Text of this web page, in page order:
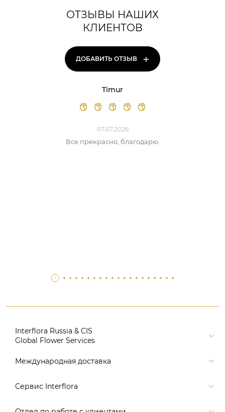
ОТЗЫВЫ НАШИХ
КЛИЕНТОВ
ДОБАВИТЬ ОТЗЫВ +
Timur
07.07.2026
Все прекрасно, благодарю.
Interflora Russia & CIS
Global Flower Services
Версия для печати
Поиск
Международная доставка
Россия
Сервис Interflora
Заказ и оплата